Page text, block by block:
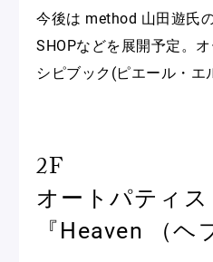
今後は method 山田遊氏
SHOPなどを展開予定。
シピブック(ピエール・エ
2F
オートパティ
『Heaven （ヘ